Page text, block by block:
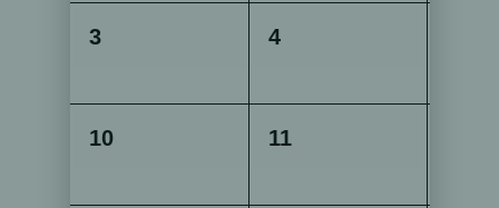
3 4
10 11